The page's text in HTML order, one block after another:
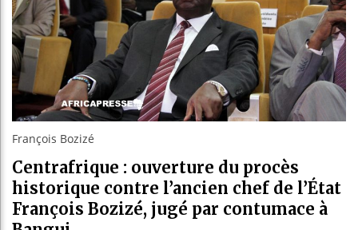
François Bozizé
Centrafrique : ouverture du procès
historique contre l’ancien chef de l’État
François Bozizé, jugé par contumace à